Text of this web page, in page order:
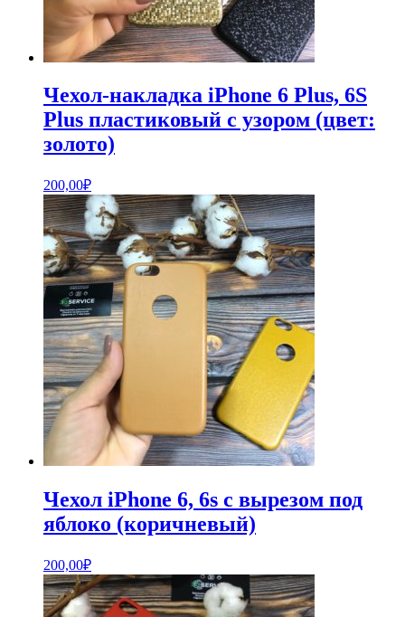
Чехол-накладка iPhone 6 Plus, 6S
Plus пластиковый с узором (цвет:
золото)
200,00₽
Чехол iPhone 6, 6s с вырезом под
яблоко (коричневый)
200,00₽